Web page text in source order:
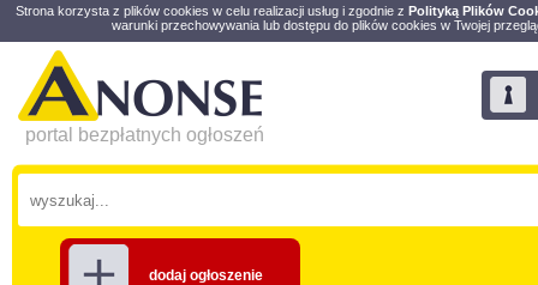
Strona korzysta z plików cookies w celu realizacji usług i zgodnie z Polityką Plików
warunki przechowywania lub dostępu do plików cookies w Twojej
portal bezpłatnych ogłoszeń
dodaj ogłoszenie